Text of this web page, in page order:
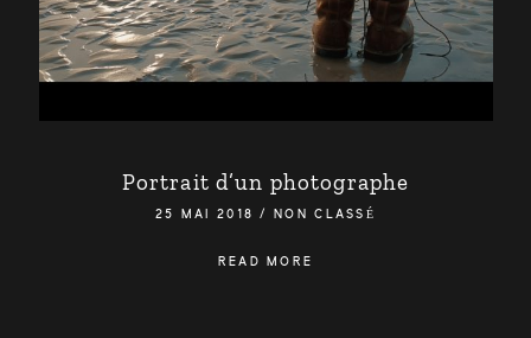
Portrait d’un photographe
25 MAI 2018/ NON CLASSÉ
READ MORE